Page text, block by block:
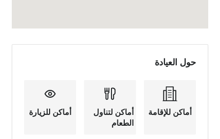
حول العيادة
أماكن للإقامة
أماكن لتناول
الطعام
أماكن للزيارة